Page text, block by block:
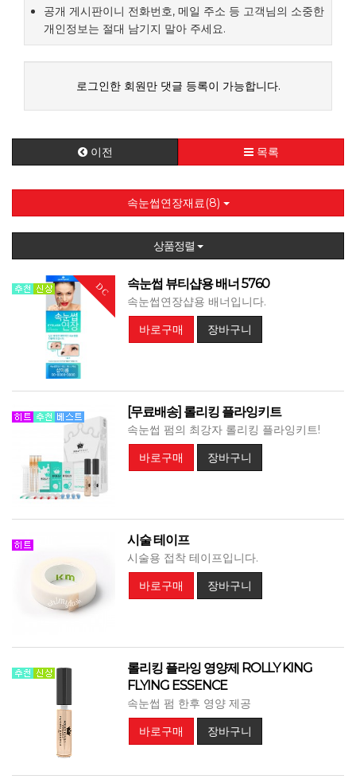
공개 게시판이니 전화번호, 메일 주소 등 고객님의 소중한
개인정보는 절대 남기지 말아 주세요.
로그인한 회원만 댓글 등록이 가능합니다.
이전 목록
속눈썹연장재료(8)
상품정렬
DC 속눈썹 뷰티샵용 배너 5760
속눈썹연장샵용 배너입니다.
바로구매
장바구니
[무료배송] 롤리킹 플라잉키트
속눈썹 펌의 최강자 롤리킹 플라잉키트!
바로구매
장바구니
시술 테이프
시술용 접착 테이프입니다.
바로구매
장바구니
롤리킹 플라잉 영양제 ROLLY KING
FLYING ESSENCE
속눈썹 펌 한후 영양 제공
바로구매
장바구니